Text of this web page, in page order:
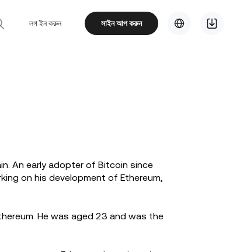
লগ ইন করুন সাইন আপ করুন
An early adopter of Bitcoin since
on his development of Ethereum,
He was aged 23 and was the